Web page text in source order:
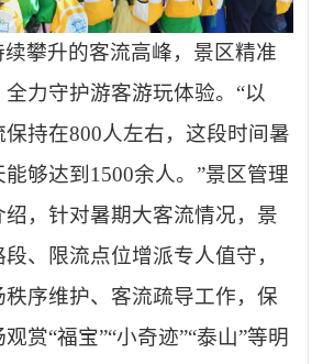
攀升的客流高峰，景区精准
力守护游客游玩体验。 “以
持在800人左右，这段时间暑
够达到1500余人。”景区管理
，针对暑期大客流情况，景
、限流点位增派专人值守，
序维护、客流疏导工作，保
赏“福宝”“小奇迹”“泰山”等明